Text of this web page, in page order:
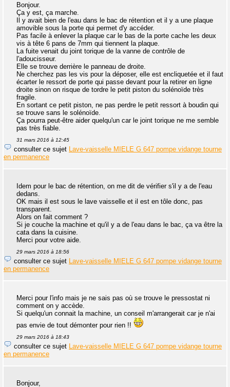
Bonjour.
Ça y est, ça marche.
Il y avait bien de l'eau dans le bac de rétention et il y a une plaque
amovible sous la porte qui permet d'y accéder.
Pas facile à enlever la plaque car le bas de la porte cache les deux
vis à tête 6 pans de 7mm qui tiennent la plaque.
La fuite venait du joint torique de la vanne de contrôle de
l'adoucisseur.
Elle se trouve derrière le panneau de droite.
Ne cherchez pas les vis pour la déposer, elle est encliquetée et il faut
écarter le ressort de porte qui passe devant pour la retirer en ligne
droite sinon on risque de tordre le petit piston du solénoïde très
fragile.
En sortant ce petit piston, ne pas perdre le petit ressort à boudin qui
se trouve sans le solénoïde.
Ça pourra peut-être aider quelqu'un car le joint torique ne me semble
pas très fiable.
31 mars 2016 à 12:45
consulter ce sujet Lave-vaisselle MIELE G 647 pompe vidange tourne
en permanence
Idem pour le bac de rétention, on me dit de vérifier s'il y a de l'eau
dedans.
OK mais il est sous le lave vaisselle et il est en tôle donc, pas
transparent.
Alors on fait comment ?
Si je couche la machine et qu'il y a de l'eau dans le bac, ça va être la
cata dans la cuisine.
Merci pour votre aide.
29 mars 2016 à 18:56
consulter ce sujet Lave-vaisselle MIELE G 647 pompe vidange tourne
en permanence
Merci pour l'info mais je ne sais pas où se trouve le pressostat ni
comment on y accède.
Si quelqu'un connait la machine, un conseil m'arrangerait car je n'ai
pas envie de tout démonter pour rien !!
29 mars 2016 à 18:43
consulter ce sujet Lave-vaisselle MIELE G 647 pompe vidange tourne
en permanence
Bonjour,